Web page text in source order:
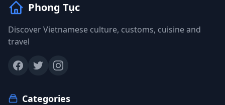
Phong Tục
Discover Vietnamese culture, customs, cuisine and
travel
Categories